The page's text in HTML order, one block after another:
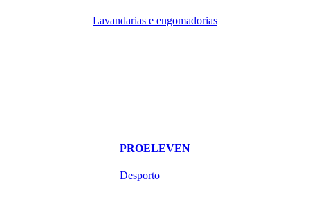
Lavandarias e engomadorias
PROELEVEN
Desporto